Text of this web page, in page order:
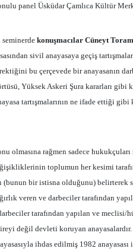
panel Üsküdar Çamlıca Kültür
seminerde konuşmacılar Cüneyt
sivil anayasaya geçiş
bu çerçevede bir anayasanın
Yüksek Askeri Şura kararları
tartışmalarının ne ifade ettiği gibi
olmasına rağmen sadece
toplumun her kesimi
(bunun bir istisna olduğunu) belirterek
veren ve darbeciler tarafından
tarafından yapılan ve
değil devleti koruyan
ihdas edilmiş 1982